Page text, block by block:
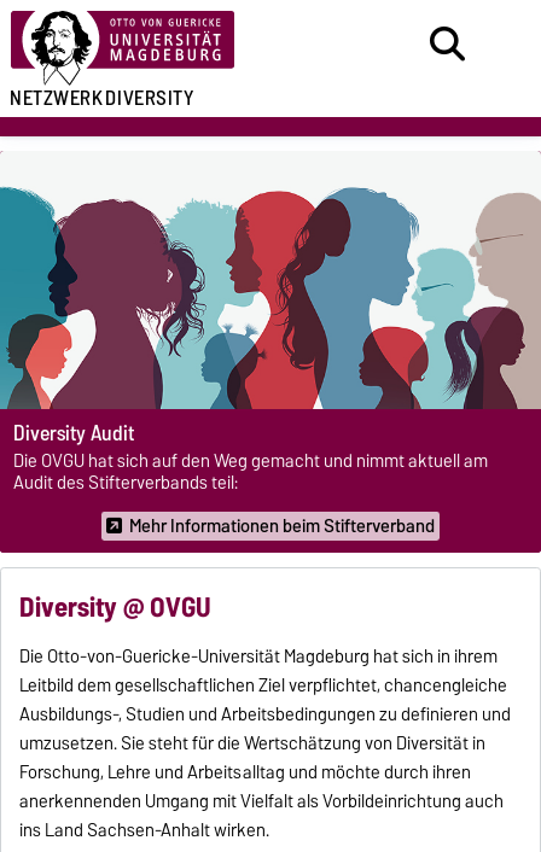
NETZWERKDIVERSITY
Diversity Audit
Die OVGU hat sich auf den Weg gemacht und nimmt aktuell am
Audit des Stifterverbands teil:
Mehr Informationen beim Stifterverband
Diversity @ OVGU
Die Otto-von-Guericke-Universität Magdeburg hat sich in ihrem
Leitbild dem gesellschaftlichen Ziel verpflichtet, chancengleiche
Ausbildungs-, Studien und Arbeitsbedingungen zu definieren und
umzusetzen. Sie steht für die Wertschätzung von Diversität in
Forschung, Lehre und Arbeitsalltag und möchte durch ihren
anerkennenden Umgang mit Vielfalt als Vorbildeinrichtung auch
ins Land Sachsen-Anhalt wirken.